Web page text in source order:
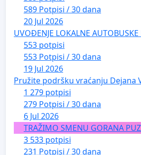
589 Potpisi / 30 dana
20 Jul 2026
UVOĐENJE LOKALNE AUTOBUSKE
553 potpisi
553 Potpisi / 30 dana
19 Jul 2026
Pružite podršku vraćanju Dejana
1 279 potpisi
279 Potpisi / 30 dana
6 Jul 2026
TRAŽIMO SMENU GORANA
3 533 potpisi
231 Potpisi / 30 dana